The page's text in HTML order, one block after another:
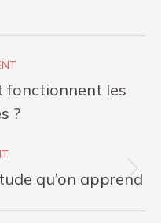
fonctionnent les
?
qu’on apprend